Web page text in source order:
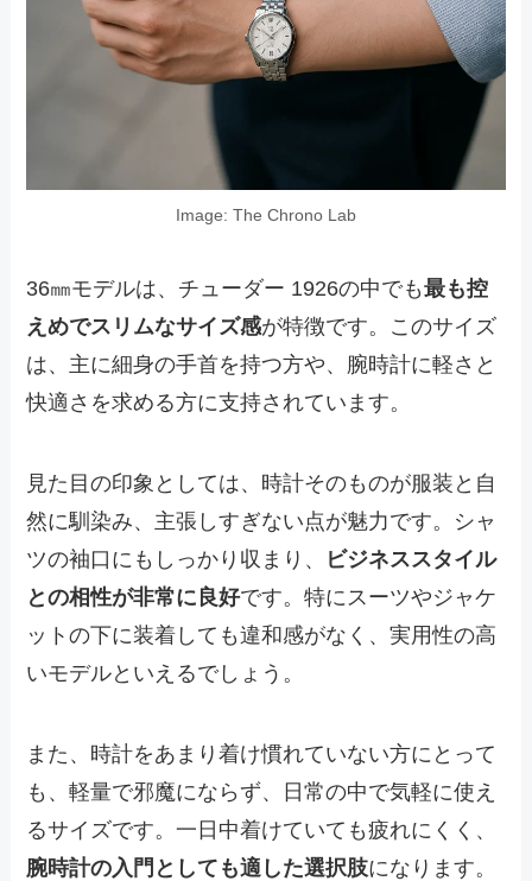
Image: The Chrono Lab
36㎜モデルは、チューダー 1926の中でも最も控
えめでスリムなサイズ感が特徴です。このサイズ
は、主に細身の手首を持つ方や、腕時計に軽さと
快適さを求める方に支持されています。
見た目の印象としては、時計そのものが服装と自
然に馴染み、主張しすぎない点が魅力です。シャ
ツの袖口にもしっかり収まり、
ビジネススタイル
との相性が非常に良好です。特にスーツやジャケ
ットの下に装着しても違和感がなく、実用性の高
いモデルといえるでしょう。
また、時計をあまり着け慣れていない方にとって
も、軽量で邪魔にならず、日常の中で気軽に使え
るサイズです。一日中着けていても疲れにくく、
腕時計の入門としても適した選択肢になります。